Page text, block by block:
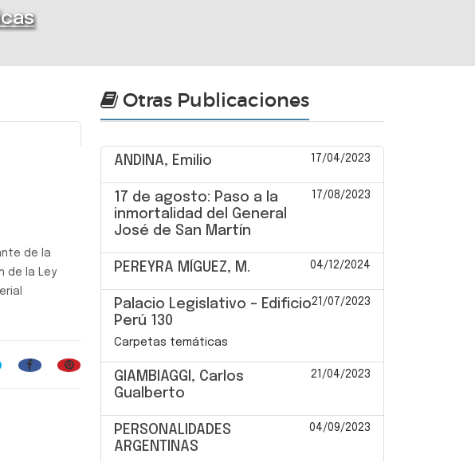
de la
de la Ley
Otras Publicaciones
ANDINA, Emilio 17/04/2023
17 de agosto: Paso a la
inmortalidad del General
José de San Martín
17/08/2023
PEREYRA MÍGUEZ, M. 04/12/2024
Palacio Legislativo – Edificio
Perú 130
21/07/2023
Carpetas temáticas
GIAMBIAGGI, Carlos
Gualberto
21/04/2023
PERSONALIDADES
ARGENTINAS
04/09/2023